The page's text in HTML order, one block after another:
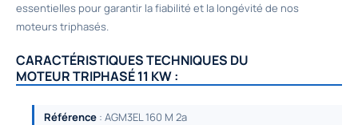
essentielles pour garantir la fiabilité et la longévité de nos
moteurs triphasés.
CARACTÉRISTIQUES TECHNIQUES DU
MOTEUR TRIPHASÉ 11 KW :
Référence : AGM3EL 160 M 2a